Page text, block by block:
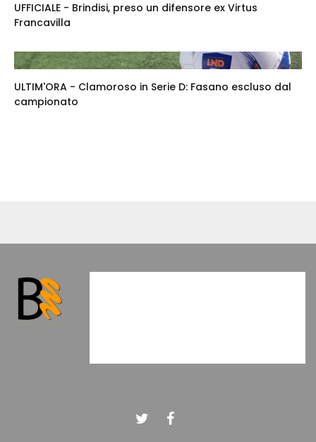
UFFICIALE - Brindisi, preso un difensore ex Virtus
Francavilla
ULTIM'ORA - Clamoroso in Serie D: Fasano escluso dal
campionato